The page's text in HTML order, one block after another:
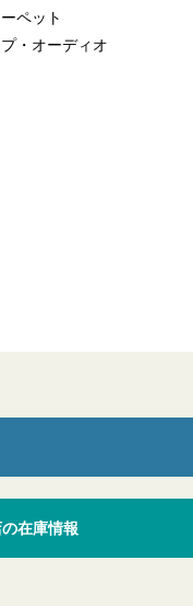
ペット
・オーディオ
在庫情報